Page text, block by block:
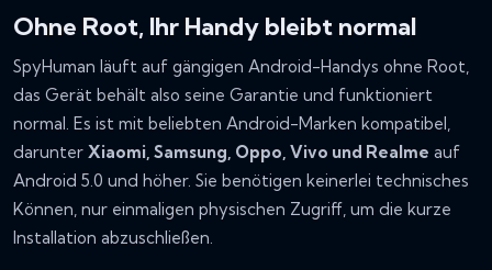
Ohne Root, Ihr Handy bleibt normal
SpyHuman läuft auf gängigen Android-Handys ohne Root,
das Gerät behält also seine Garantie und funktioniert
normal. Es ist mit beliebten Android-Marken kompatibel,
darunter Xiaomi, Samsung, Oppo, Vivo und Realme auf
Android 5.0 und höher. Sie benötigen keinerlei technisches
Können, nur einmaligen physischen Zugriff, um die kurze
Installation abzuschließen.